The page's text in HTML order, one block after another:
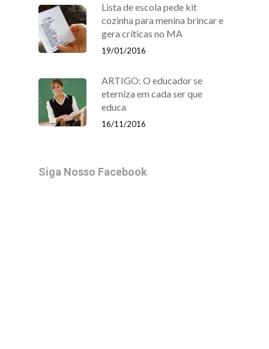
Lista de escola pede kit
cozinha para menina brincar e
gera críticas no MA
19/01/2016
ARTIGO: O educador se
eterniza em cada ser que
educa
16/11/2016
Siga Nosso Facebook